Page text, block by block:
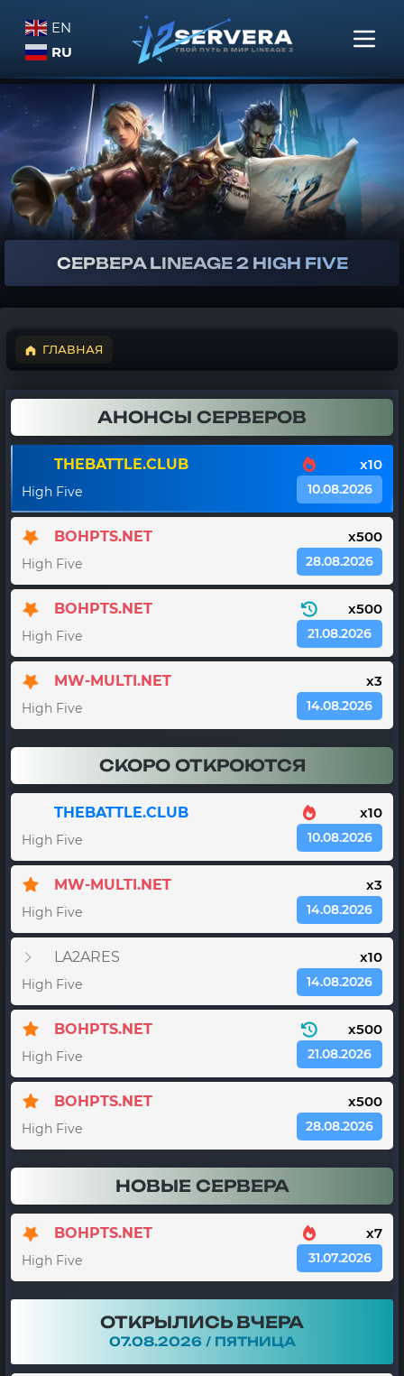
EN
RU
СЕРВЕРАLINEAGE 2HIGH FIVE
ГЛАВНАЯ
АНОНСЫ СЕРВЕРОВ
THEBATTLE.CLUB x10
High Five 10.08.2026
BOHPTS.NET x500
High Five 28.08.2026
BOHPTS.NET x500
High Five 21.08.2026
MW-MULTI.NET x3
High Five 14.08.2026
СКОРО ОТКРОЮТСЯ
THEBATTLE.CLUB x10
High Five 10.08.2026
MW-MULTI.NET x3
High Five 14.08.2026
LA2ARES x10
High Five 14.08.2026
BOHPTS.NET x500
High Five 21.08.2026
BOHPTS.NET x500
High Five 28.08.2026
НОВЫЕ СЕРВЕРА
BOHPTS.NET x7
High Five 31.07.2026
ОТКРЫЛИСЬ ВЧЕРА
07.08.2026 / ПЯТНИЦА